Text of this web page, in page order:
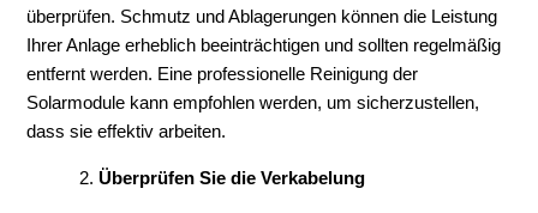
überprüfen. Schmutz und Ablagerungen können die Leistung
Ihrer Anlage erheblich beeinträchtigen und sollten regelmäßig
entfernt werden. Eine professionelle Reinigung der
Solarmodule kann empfohlen werden, um sicherzustellen,
dass sie effektiv arbeiten.
Überprüfen Sie die Verkabelung